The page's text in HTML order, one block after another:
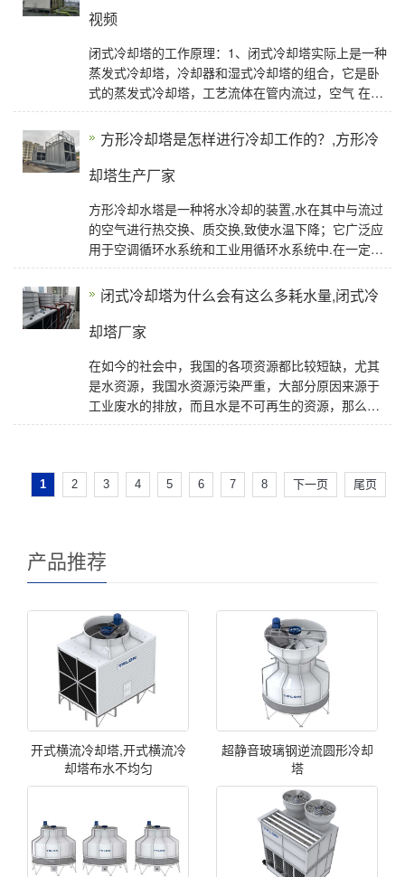
视频
闭式冷却塔的工作原理：1、闭式冷却塔实际上是一种
蒸发式冷却塔，冷却器和湿式冷却塔的组合，它是卧
式的蒸发式冷却塔，工艺流体在管内流过，空气 在管
外流过，两者互不接触。闭式冷却塔是传统冷却
方形冷却塔是怎样进行冷却工作的？,方形冷
却塔生产厂家
方形冷却水塔是一种将水冷却的装置,水在其中与流过
的空气进行热交换、质交换,致使水温下降；它广泛应
用于空调循环水系统和工业用循环水系统中.在一定水
处理情况下,冷却效果是方形冷却塔
闭式冷却塔为什么会有这么多耗水量,闭式冷
却塔厂家
在如今的社会中，我国的各项资源都比较短缺，尤其
是水资源，我国水资源污染严重，大部分原因来源于
工业废水的排放，而且水是不可再生的资源，那么节
约用水就显得尤为重要，小编今天给大家讲的闭式冷
1 2 3 4 5 6 7 8 下一页 尾页
产品推荐
开式横流冷却塔,开式横流冷
却塔布水不均匀
超静音玻璃钢逆流圆形冷却
塔